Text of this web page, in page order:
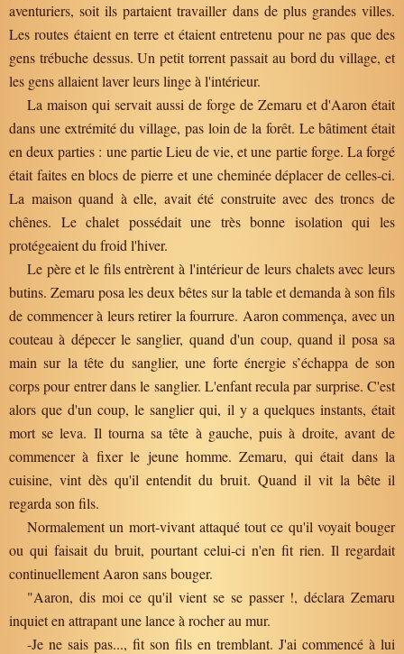
aventuriers, soit ils partaient travailler dans de plus grandes villes.
Les routes étaient en terre et étaient entretenu pour ne pas que des
gens trébuche dessus. Un petit torrent passait au bord du village, et
les gens allaient laver leurs linge à l'intérieur.
La maison qui servait aussi de forge de Zemaru et d'Aaron était
dans une extrémité du village, pas loin de la forêt. Le bâtiment était
en deux parties : une partie Lieu de vie, et une partie forge. La forgé
était faites en blocs de pierre et une cheminée déplacer de celles-ci.
La maison quand à elle, avait été construite avec des troncs de
chênes. Le chalet possédait une très bonne isolation qui les
protégeaient du froid l'hiver.
Le père et le fils entrèrent à l'intérieur de leurs chalets avec leurs
butins. Zemaru posa les deux bêtes sur la table et demanda à son fils
de commencer à leurs retirer la fourrure. Aaron commença, avec un
couteau à dépecer le sanglier, quand d'un coup, quand il posa sa
main sur la tête du sanglier, une forte énergie s’échappa de son
corps pour entrer dans le sanglier. L'enfant recula par surprise. C'est
alors que d'un coup, le sanglier qui, il y a quelques instants, était
mort se leva. Il tourna sa tête à gauche, puis à droite, avant de
commencer à fixer le jeune homme. Zemaru, qui était dans la
cuisine, vint dès qu'il entendit du bruit. Quand il vit la bête il
regarda son fils.
Normalement un mort-vivant attaqué tout ce qu'il voyait bouger
ou qui faisait du bruit, pourtant celui-ci n'en fit rien. Il regardait
continuellement Aaron sans bouger.
"Aaron, dis moi ce qu'il vient se se passer !, déclara Zemaru
inquiet en attrapant une lance à rocher au mur.
-Je ne sais pas..., fit son fils en tremblant. J'ai commencé à lui